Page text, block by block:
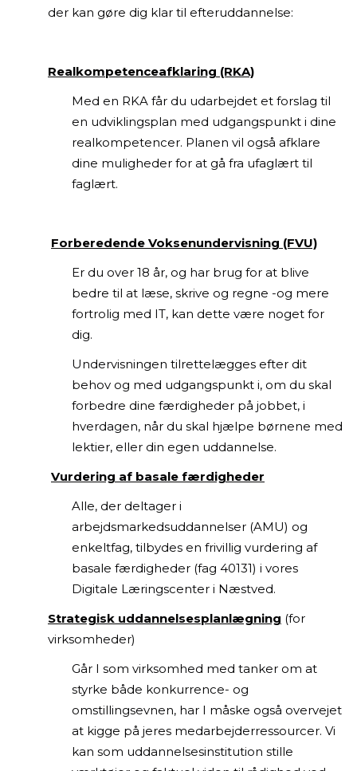
der kan gøre dig klar til efteruddannelse:
Realkompetenceafklaring (RKA)
Med en RKA får du udarbejdet et forslag til
en udviklingsplan med udgangspunkt i dine
realkompetencer. Planen vil også afklare
dine muligheder for at gå fra ufaglært til
faglært.
Forberedende Voksenundervisning (FVU)
Er du over 18 år, og har brug for at blive
bedre til at læse, skrive og regne -og mere
fortrolig med IT, kan dette være noget for
dig.
Undervisningen tilrettelægges efter dit
behov og med udgangspunkt i, om du skal
forbedre dine færdigheder på jobbet, i
hverdagen, når du skal hjælpe børnene med
lektier, eller din egen uddannelse.
Vurdering af basale færdigheder
Alle, der deltager i
arbejdsmarkedsuddannelser (AMU) og
enkeltfag, tilbydes en frivillig vurdering af
basale færdigheder (fag 40131) i vores
Digitale Læringscenter i Næstved.
Strategisk uddannelsesplanlægning (for
virksomheder)
Går I som virksomhed med tanker om at
styrke både konkurrence- og
omstillingsevnen, har I måske også overvejet
at kigge på jeres medarbejderressourcer. Vi
kan som uddannelsesinstitution stille